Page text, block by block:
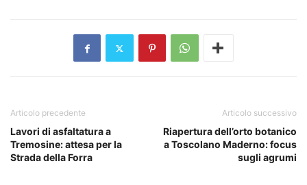
Articolo precedente
Lavori di asfaltatura a
Tremosine: attesa per la
Strada della Forra
Articolo successivo
Riapertura dell’orto botanico
a Toscolano Maderno: focus
sugli agrumi